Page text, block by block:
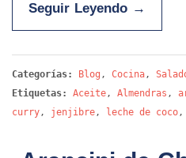
Seguir Leyendo →
Categorías: Blog , Cocina,
Etiquetas:
Aceite, Almendras ,
curry, jenjibre, leche de coco,